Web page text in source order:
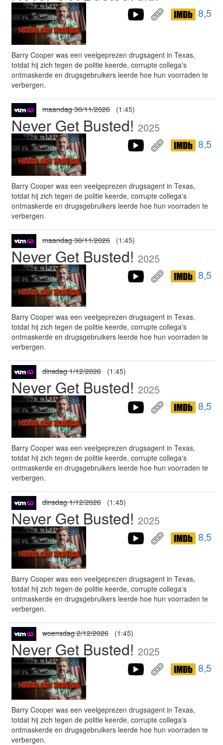
8,5
Barry Cooper was een veelgeprezen drugsagent in Texas,
totdat hij zich tegen de politie keerde, corrupte collega's
ontmaskerde en drugsgebruikers leerde hoe hun voorraden te
verbergen.
maandag 30/11/2026 (1:45)
Never Get Busted! 2025
8,5
Barry Cooper was een veelgeprezen drugsagent in Texas,
totdat hij zich tegen de politie keerde, corrupte collega's
ontmaskerde en drugsgebruikers leerde hoe hun voorraden te
verbergen.
maandag 30/11/2026 (1:45)
Never Get Busted! 2025
8,5
Barry Cooper was een veelgeprezen drugsagent in Texas,
totdat hij zich tegen de politie keerde, corrupte collega's
ontmaskerde en drugsgebruikers leerde hoe hun voorraden te
verbergen.
dinsdag 1/12/2026 (1:45)
Never Get Busted! 2025
8,5
Barry Cooper was een veelgeprezen drugsagent in Texas,
totdat hij zich tegen de politie keerde, corrupte collega's
ontmaskerde en drugsgebruikers leerde hoe hun voorraden te
verbergen.
dinsdag 1/12/2026 (1:45)
Never Get Busted! 2025
8,5
Barry Cooper was een veelgeprezen drugsagent in Texas,
totdat hij zich tegen de politie keerde, corrupte collega's
ontmaskerde en drugsgebruikers leerde hoe hun voorraden te
verbergen.
woensdag 2/12/2026 (1:45)
Never Get Busted! 2025
8,5
Barry Cooper was een veelgeprezen drugsagent in Texas,
totdat hij zich tegen de politie keerde, corrupte collega's
ontmaskerde en drugsgebruikers leerde hoe hun voorraden te
verbergen.